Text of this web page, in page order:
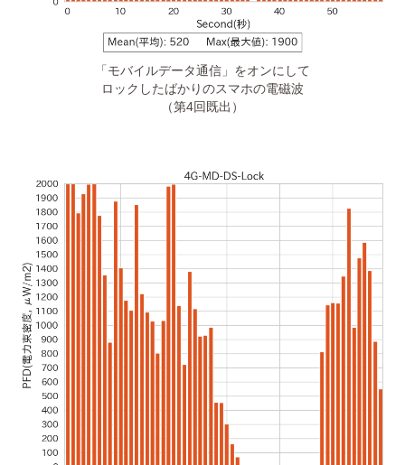
「モバイルデータ通信」をオンにして
ロックしたばかりのスマホの電磁波
（第4回既出）